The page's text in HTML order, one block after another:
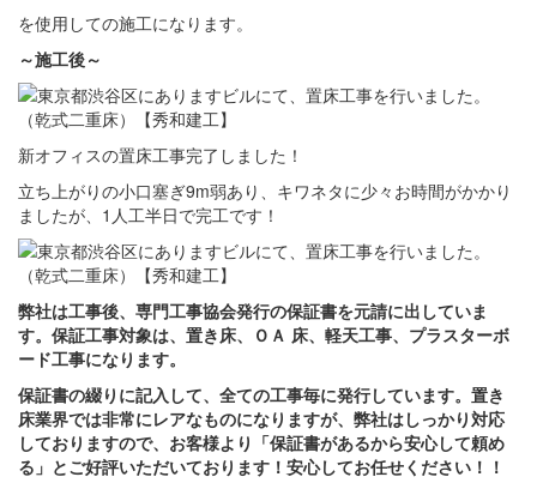
を使用しての施工になります。
～施工後～
新オフィスの置床工事完了しました！
立ち上がりの小口塞ぎ9m弱あり、キワネタに少々お時間がかかり
ましたが、1人工半日で完工です！
弊社は工事後、専門工事協会発行の保証書を元請に出していま
す。保証工事対象は、置き床、ＯＡ 床、軽天工事、プラスターボ
ード工事になります。
保証書の綴りに記入して、全ての工事毎に発行しています。置き
床業界では非常にレアなものになりますが、弊社はしっかり対応
しておりますので、お客様より「保証書があるから安心して頼め
る」とご好評いただいております！安心してお任せください！！